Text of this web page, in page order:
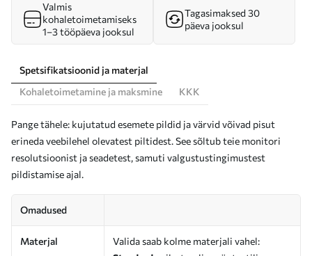
Valmis
kohaletoimetamiseks
1–3 tööpäeva jooksul
Tagasimaksed 30
päeva jooksul
Spetsifikatsioonid ja materjal
Kohaletoimetamine ja maksmine
KKK
Pange tähele: kujutatud esemete pildid ja värvid võivad pisut
erineda veebilehel olevatest piltidest. See sõltub teie monitori
resolutsioonist ja seadetest, samuti valgustustingimustest
pildistamise ajal.
Omadused
Materjal
Valida saab kolme materjali vahel: